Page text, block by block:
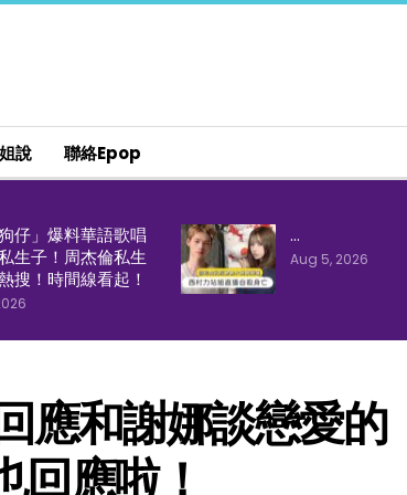
說 聯絡epop
狗仔」爆料華語歌唱
生子！周杰倫私生
搜！時間線看起！
…
Aug 5, 2026
應和謝娜談戀愛的
回應啦！